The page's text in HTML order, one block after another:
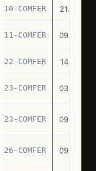
10-COMFER 21.03.75
11-COMFER 09.04.75
22-COMFER 14.07.75
23-COMFER 03.09.75
23-COMFER 09.09.75
26-COMFER 09.09.75